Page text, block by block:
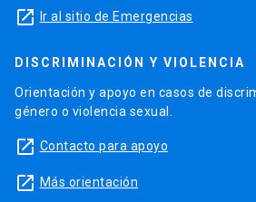
launch Ir al sitio de Emergencias
DISCRIMINACIÓN Y VIOLENCIA
Orientación y apoyo en casos de
género o violencia sexual.
launch Contacto para apoyo
launch Más orientación